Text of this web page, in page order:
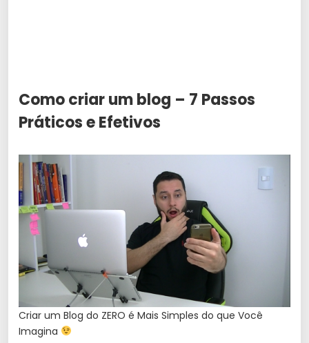
Como criar um blog – 7 Passos
Práticos e Efetivos
Criar um Blog do ZERO é Mais Simples do que Você
Imagina